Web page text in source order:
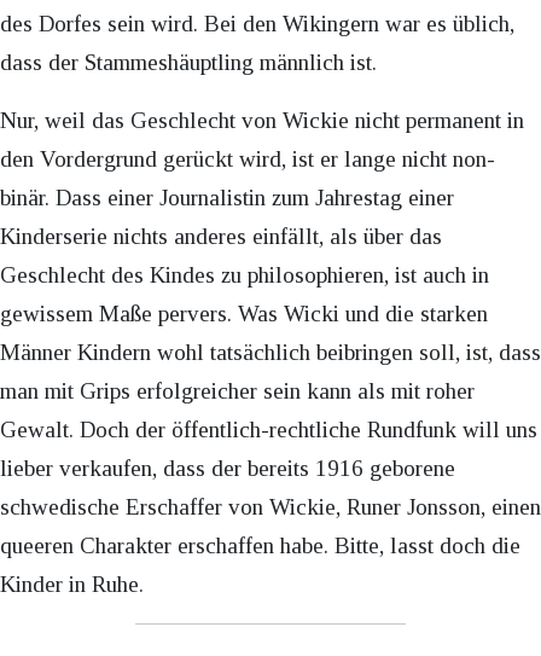
des Dorfes sein wird. Bei den Wikingern war es üblich,
dass der Stammeshäuptling männlich ist.
Nur, weil das Geschlecht von Wickie nicht permanent in
den Vordergrund gerückt wird, ist er lange nicht non-
binär. Dass einer Journalistin zum Jahrestag einer
Kinderserie nichts anderes einfällt, als über das
Geschlecht des Kindes zu philosophieren, ist auch in
gewissem Maße pervers. Was Wicki und die starken
Männer Kindern wohl tatsächlich beibringen soll, ist, dass
man mit Grips erfolgreicher sein kann als mit roher
Gewalt. Doch der öffentlich-rechtliche Rundfunk will uns
lieber verkaufen, dass der bereits 1916 geborene
schwedische Erschaffer von Wickie, Runer Jonsson, einen
queeren Charakter erschaffen habe. Bitte, lasst doch die
Kinder in Ruhe.